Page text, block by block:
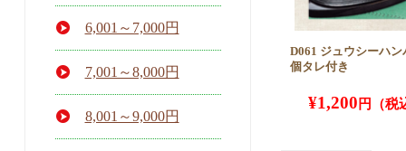
6,001～7,000円
7,001～8,000円
8,001～9,000円
D061 ジュウシーハン
個タレ付き
¥1,200